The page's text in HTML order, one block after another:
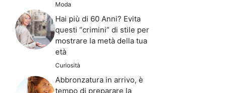
Moda
Hai più di 60 Anni? Evita
questi “crimini” di stile per
mostrare la metà della tua
età
Curiosità
Abbronzatura in arrivo, è
tempo di preparare la